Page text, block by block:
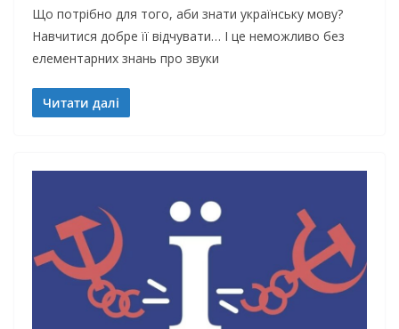
Що потрібно для того, аби знати українську мову?
Навчитися добре її відчувати… І це неможливо без
елементарних знань про звуки
Читати далі